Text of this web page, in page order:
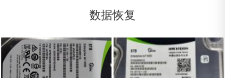
数据恢复